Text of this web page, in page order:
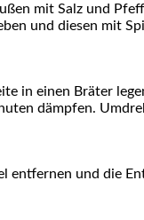
mit Salz und
und die­sen mit
in einen Brä­ter
dämp­fen.
ent­fer­nen und die